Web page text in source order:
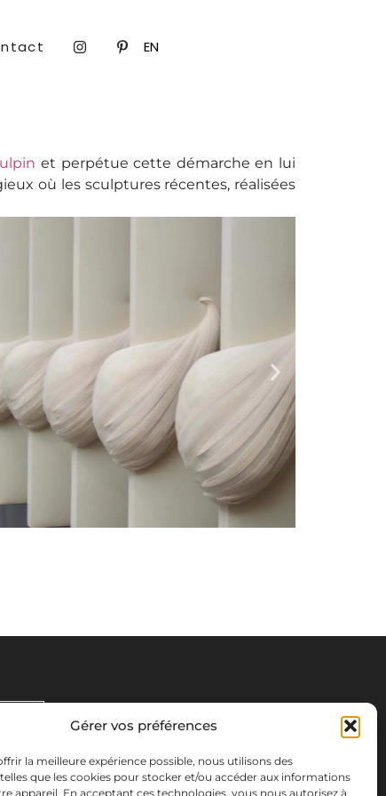
Gérer vos préférences
la meilleure expérience possible, nous utilisons des
que les cookies pour stocker et/ou accéder aux informations
appareil. En acceptant ces technologies, vous nous autorisez à
EN
et perpétue cette démarche en lui
où les sculptures récentes, réalisées